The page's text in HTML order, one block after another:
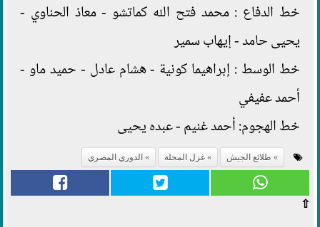
خط الدفاع : محمد فتح الله كماتشو - معاذ الحناوي -
يحيى حامد - إيهاب سمير
خط الوسط : إبراهيما كونية - هشام عادل - حميد ماو -
أحمد عفيفي
خط الهجوم: أحمد غنيم - عبده يحيى
طلائع الجيش غزل المحلة الدوري المصري
⇧